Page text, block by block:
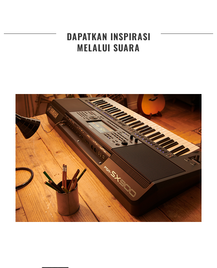
DAPATKAN INSPIRASI
MELALUI SUARA